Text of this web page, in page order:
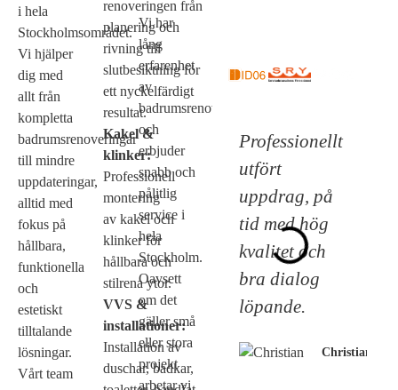
i hela
Stockholmsområdet.
Vi hjälper
dig med
allt från
kompletta
badrumsrenoveringar
till mindre
uppdateringar,
alltid med
fokus på
hållbara,
funktionella
och
estetiskt
tilltalande
lösningar.
Vårt team
renoveringen från
planering och
rivning till
slutbesiktning för
ett nyckelfärdigt
resultat.
Kakel &
klinker:
Professionell
montering
av kakel och
klinker för
hållbara och
stilrena ytor.
VVS &
installationer:
Installation av
duschar, badkar,
Vi har
lång
erfarenhet
av
badrumsrenoveringar
och
erbjuder
snabb och
pålitlig
service i
hela
Stockholm.
Oavsett
om det
gäller små
eller stora
projekt
arbetar vi
Professionellt
utfört
uppdrag, på
tid med hög
kvalitet och
bra dialog
löpande.
Christian